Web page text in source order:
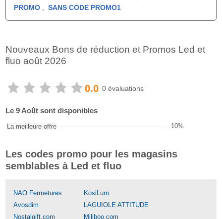
PROMO
SANS CODE PROMO1
Nouveaux Bons de réduction et Promos Led et
fluo août 2026
0.0 0 évaluations
Le 9 Août sont disponibles
La meilleure offre 10%
Les codes promo pour les magasins
semblables à Led et fluo
NAO Fermetures
KosiLum
Avosdim
LAGUIOLE ATTITUDE
Nostalgift.com
Miliboo.com